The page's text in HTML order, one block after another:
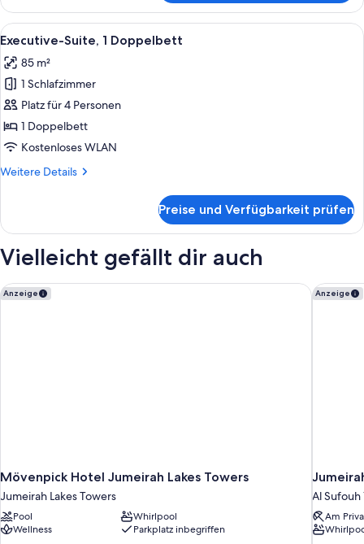
Suite,
1 King-
Bett
Alle
Fotos
für
Executive-
Suite,
1
Doppelbett
Ein modernes Hotelzimmer mit
19
Executive-Suite, 1 Doppelbett
85 m²
1 Schlafzimmer
Platz für 4 Personen
1 Doppelbett
Kostenloses WLAN
Weitere Details
Weitere
Suite,
Doppelbett
Preise und Verfügbarkeit prüfen
Vielleicht gefällt dir auch
Anzeige
Mövenpick Hotel Jumeirah Lakes Towers
Jumeirah Lakes Towers
Pool
Whirlpool
Wellness
Parkplatz inbegriffen
Mövenpick Hotel Jumeirah Lakes Towers Anzeige
Al Sufouh
Am